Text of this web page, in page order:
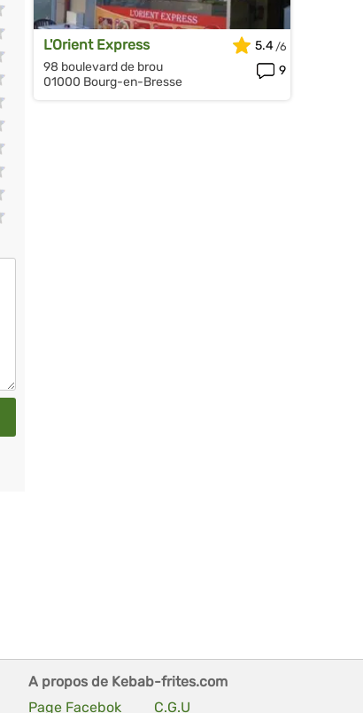
L'Orient Express
98 boulevard de brou
01000 Bourg-en-Bresse
5.4
9
A propos de Kebab-frites.com
Page Facebok
C.G.U